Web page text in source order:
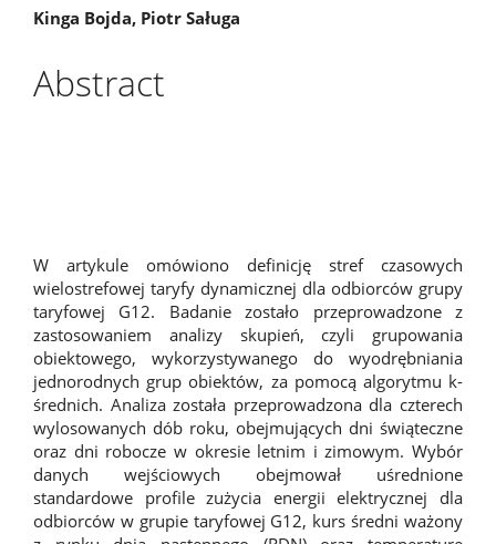
Main
Article
Content
Kinga Bojda, Piotr Saługa
Abstract
W artykule omówiono definicję stref czasowych
wielostrefowej taryfy dynamicznej dla odbiorców grupy
taryfowej G12. Badanie zostało przeprowadzone z
zastosowaniem analizy skupień, czyli grupowania
obiektowego, wykorzystywanego do wyodrębniania
jednorodnych grup obiektów, za pomocą algorytmu k-
średnich. Analiza została przeprowadzona dla czterech
wylosowanych dób roku, obejmujących dni świąteczne
oraz dni robocze w okresie letnim i zimowym. Wybór
danych wejściowych obejmował uśrednione
standardowe profile zużycia energii elektrycznej dla
odbiorców w grupie taryfowej G12, kurs średni ważony